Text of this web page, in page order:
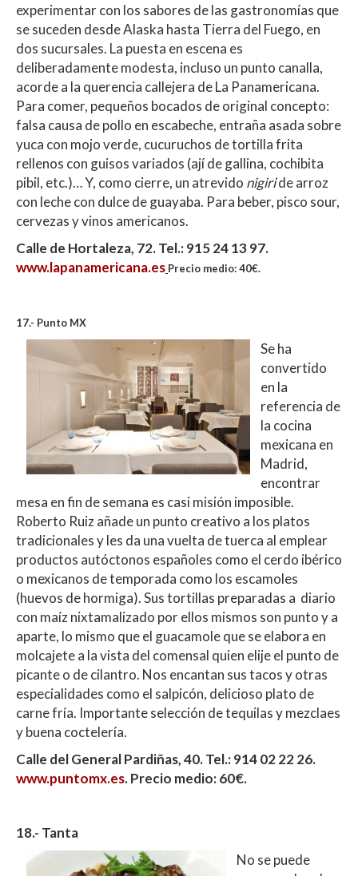
experimentar con los sabores de las gastronomías que
se suceden desde Alaska hasta Tierra del Fuego, en
dos sucursales. La puesta en escena es
deliberadamente modesta, incluso un punto canalla,
acorde a la querencia callejera de La Panamericana.
Para comer, pequeños bocados de original concepto:
falsa causa de pollo en escabeche, entraña asada sobre
yuca con mojo verde, cucuruchos de tortilla frita
rellenos con guisos variados (ají de gallina, cochibita
pibil, etc.)… Y, como cierre, un atrevido nigiride arroz
con leche con dulce de guayaba. Para beber, pisco sour,
cervezas y vinos americanos.
Calle de Hortaleza, 72. Tel.: 915 24 13 97.
www.lapanamericana.es Precio medio: 40€.
17.- Punto MX
Se ha
convertido
en la
referencia de
la cocina
mexicana en
Madrid,
encontrar
mesa en fin de semana es casi misión imposible.
Roberto Ruiz añade un punto creativo a los platos
tradicionales y les da una vuelta de tuerca al emplear
productos autóctonos españoles como el cerdo ibérico
o mexicanos de temporada como los escamoles
(huevos de hormiga). Sus tortillas preparadas a diario
con maíz nixtamalizado por ellos mismos son punto y a
aparte, lo mismo que el guacamole que se elabora en
molcajete a la vista del comensal quien elije el punto de
picante o de cilantro. Nos encantan sus tacos y otras
especialidades como el salpicón, delicioso plato de
carne fría. Importante selección de tequilas y mezclaes
y buena coctelería.
Calle del General Pardiñas, 40. Tel.: 914 02 22 26.
www.puntomx.es. Precio medio: 60€.
18.- Tanta
No se puede